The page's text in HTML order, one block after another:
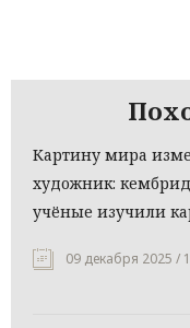
Картину мира
художник:
учёные изучили
09 декабря 2025 /